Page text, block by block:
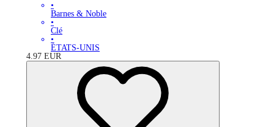
•
Barnes & Noble
•
Clé
•
ÉTATS-UNIS
4.97 EUR